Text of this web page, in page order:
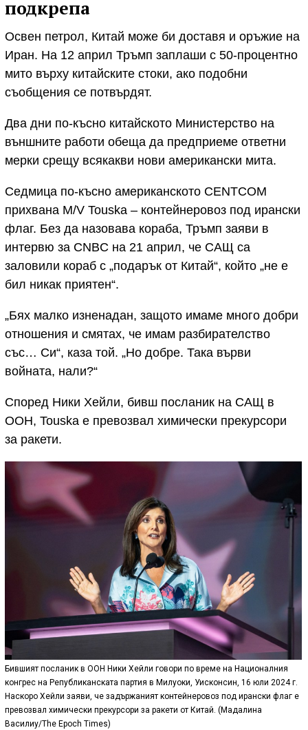
подкрепа
Освен петрол, Китай може би доставя и оръжие на
Иран. На 12 април Тръмп заплаши с 50-процентно
мито върху китайските стоки, ако подобни
съобщения се потвърдят.
Два дни по-късно китайското Министерство на
външните работи обеща да предприеме ответни
мерки срещу всякакви нови американски мита.
Седмица по-късно американското CENTCOM
прихвана M/V Touska – контейнеровоз под ирански
флаг. Без да назовава кораба, Тръмп заяви в
интервю за CNBC на 21 април, че САЩ са
заловили кораб с „подарък от Китай“, който „не е
бил никак приятен“.
„Бях малко изненадан, защото имаме много добри
отношения и смятах, че имам разбирателство
със… Си“, каза той. „Но добре. Така върви
войната, нали?“
Според Ники Хейли, бивш посланик на САЩ в
ООН, Touska е превозвал химически прекурсори
за ракети.
Бившият посланик в ООН Ники Хейли говори по време на Националния
конгрес на Републиканската партия в Милуоки, Уисконсин, 16 юли 2024 г.
Наскоро Хейли заяви, че задържаният контейнеровоз под ирански флаг е
превозвал химически прекурсори за ракети от Китай. (Мадалина
Василиу/The Epoch Times)